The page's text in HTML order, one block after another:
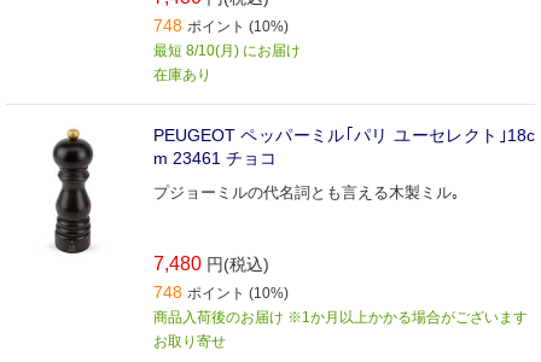
748 ポイント (10%)
最短 8/10(月) にお届け
在庫あり
PEUGEOT ペッパーミル｢パリ ユーセレクト｣18c
m 23461 チョコ
プジョーミルの代名詞とも言える木製ミル｡
7,480 円(税込)
748 ポイント (10%)
商品入荷後のお届け ※1か月以上かかる場合がございます
お取り寄せ